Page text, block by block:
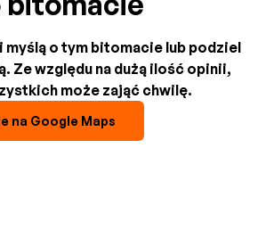
myślą o tym bitomacie lub podziel
Ze względu na dużą ilość opinii,
może zająć chwilę.
na Google Maps